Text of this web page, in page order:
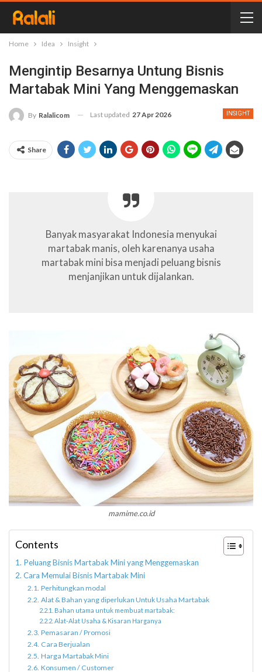
Home Idea Insight
Mengintip Besarnya Untung Bisnis
Martabak Mini Yang Menggemaskan
INSIGHT
By Ralalicom Last updated 27 Apr 2026
Share
Banyak masyarakat Indonesia menyukai
martabak manis, oleh karenanya usaha
martabak mini bisa menjadi peluang bisnis
menjanjikan untuk dijalankan.
mamime.co.id
Contents
Peluang Bisnis Martabak Mini yang Menggemaskan
Cara Memulai Bisnis Martabak Mini
Perhitungkan modal
Alat & Bahan yang diperlukan Untuk Usaha Martabak
Bahan utama untuk membuat martabak:
Alat-Alat Usaha & Kisaran Harganya
Pemasaran / Promosi
Cara Berjualan
Harga Martabak Mini
Konsumen / Customer